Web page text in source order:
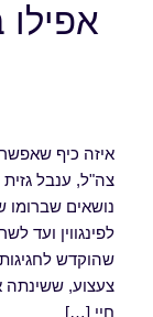
אפילו
איזה כיף
צה"ל, ענבל גזית
נושאים שברומו
לפינגווין ועד
שהוקדש
צעצוע, ששינתה
חיי […]